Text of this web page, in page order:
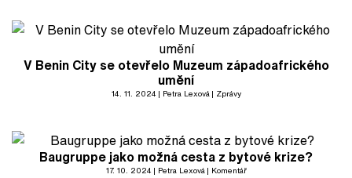
V Benin City se otevřelo Muzeum západoafrického
umění
14. 11. 2024 Petra Lexová Zprávy
Baugruppe jako možná cesta z bytové krize?
17. 10. 2024 Petra Lexová Komentář